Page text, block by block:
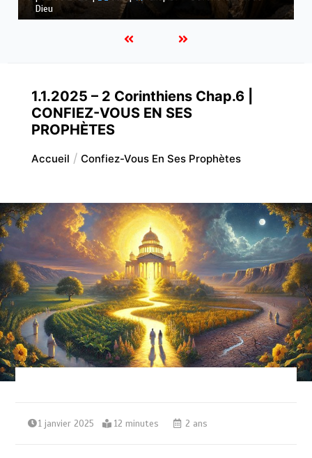
ses voies
1.1.2025 – 2 Corinthiens Chap.6 |
CONFIEZ-VOUS EN SES
PROPHÈTES
Accueil Confiez-Vous En Ses Prophètes
1 janvier 2025 12 minutes 2 ans